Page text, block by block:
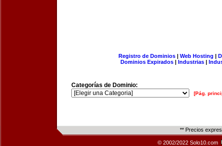
Registro de Dominios| Web Hosting |
Dominios Expirados | Industrias |
Categorías de Dominio:
[Pág.
** Precios
© 2002/2022 Solo10.com